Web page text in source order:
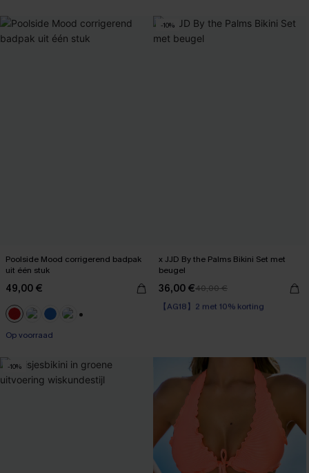
Poolside Mood corrigerend badpak
uit één stuk
49,00 €
Op voorraad
-10%
x JJD By the Palms Bikini Set met
beugel
36,00 €40,00 €
【AG18】2 met 10% korting
Op voorraad
-10%